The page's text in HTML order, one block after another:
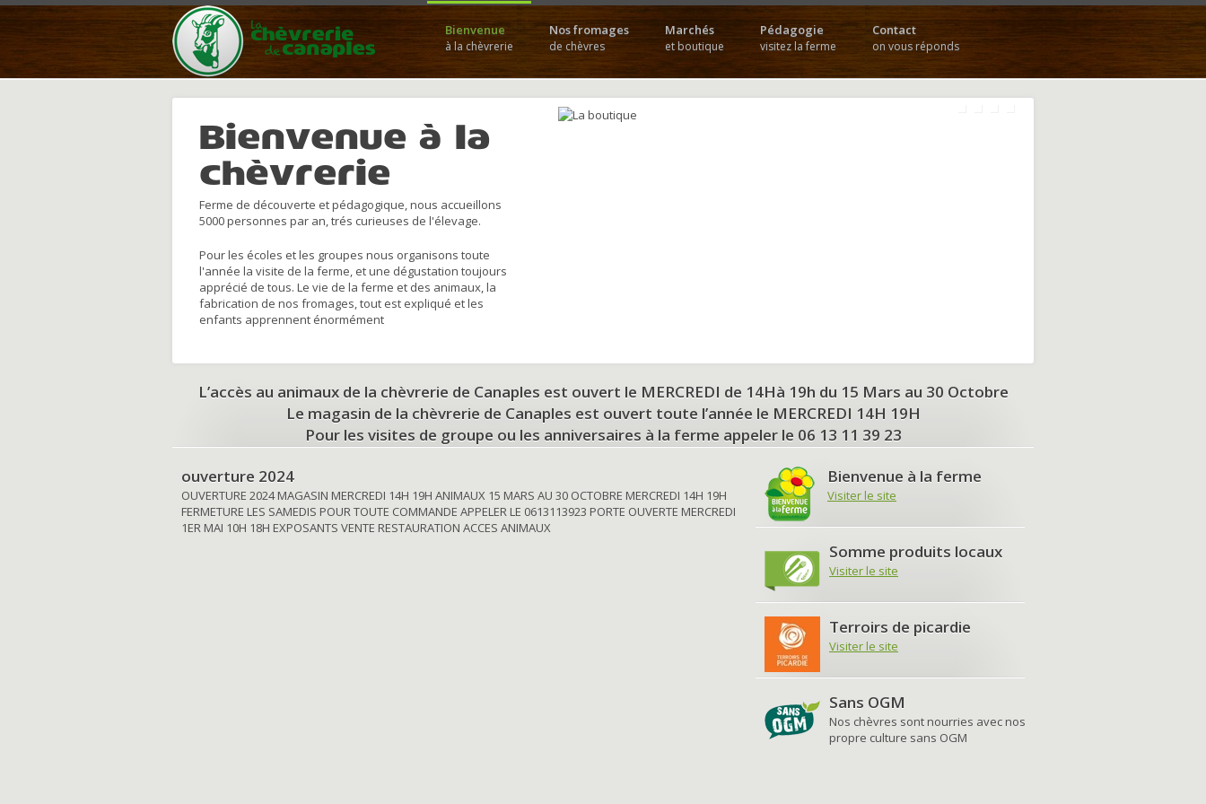
Bienvenue
à la chèvrerie
Nos fromages
de chèvres
Marchés
et boutique
Pédagogie
visitez la ferme
Contact
on vous réponds
Bienvenue à la
chèvrerie
Ferme de découverte et pédagogique, nous accueillons
5000 personnes par an, trés curieuses de l'élevage.
Pour les écoles et les groupes nous organisons toute
l'année la visite de la ferme, et une dégustation toujours
apprécié de tous. Le vie de la ferme et des animaux, la
fabrication de nos fromages, tout est expliqué et les
enfants apprennent énormément
L’accès au animaux de la chèvrerie de Canaples est ouvert le MERCREDI de 14Hà 19h du 15 Mars au 30 Octobre
Le magasin de la chèvrerie de Canaples est ouvert toute l’année le MERCREDI 14H 19H
Pour les visites de groupe ou les anniversaires à la ferme appeler le 06 13 11 39 23
ouverture 2024
OUVERTURE 2024 MAGASIN MERCREDI 14H 19H ANIMAUX 15 MARS AU 30 OCTOBRE MERCREDI 14H 19H
FERMETURE LES SAMEDIS POUR TOUTE COMMANDE APPELER LE 0613113923 PORTE OUVERTE MERCREDI
1ER MAI 10H 18H EXPOSANTS VENTE RESTAURATION ACCES ANIMAUX
Bienvenue à la ferme
Visiter le site
Somme produits locaux
Visiter le site
Terroirs de picardie
Visiter le site
Sans OGM
Nos chèvres sont nourries avec nos
propre culture sans OGM